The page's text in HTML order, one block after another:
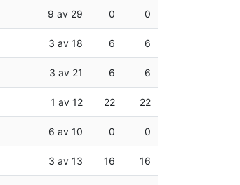
9 av 29 0 0
3 av 18 6 6
3 av 21 6 6
1 av 12 22 22
6 av 10 0 0
3 av 13 16 16